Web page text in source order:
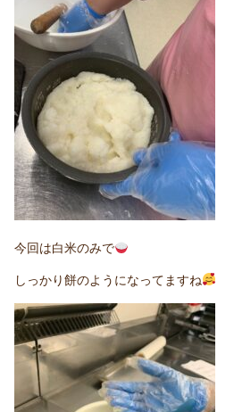
今回は白米のみで
しっかり餅のようになってますね